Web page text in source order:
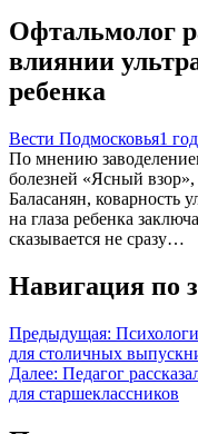
Офтальмолог
влиянии
ребенка
Вести Подмосковья1
По мнению
болезней «Ясный
Баласанян, коварность
на глаза ребенка
сказывается не сразу…
Навигация по
Предыдущая:
для столичных
Далее: Педагог
для старшеклассников